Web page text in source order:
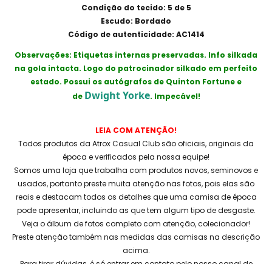
Condição do tecido: 5 de 5
Escudo: Bordado
Código de autenticidade: AC1414
Observações: Etiquetas internas preservadas. Info silkada
na gola intacta. Logo do patrocinador silkado em perfeito
estado. Possui os autógrafos de Quinton Fortune e
de Dwight Yorke. Impecável!
LEIA COM ATENÇÃO!
Todos produtos da Atrox Casual Club são oficiais, originais da
época e verificados pela nossa equipe!
Somos uma loja que trabalha com produtos novos, seminovos e
usados, portanto preste muita atenção nas fotos, pois elas são
reais e destacam todos os detalhes que uma camisa de época
pode apresentar, incluindo as que tem algum tipo de desgaste.
Veja o álbum de fotos completo com atenção, colecionador!
Preste atenção também nas medidas das camisas na descrição
acima.